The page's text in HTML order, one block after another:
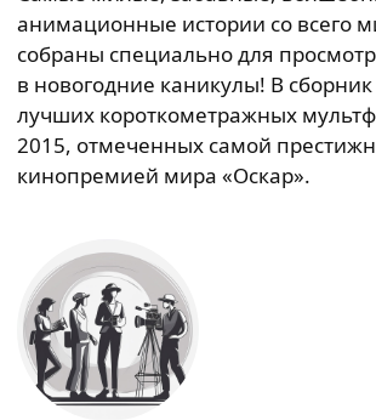
анимационные истории со всего
собраны специально для
в новогодние каникулы! В
лучших короткометражных
2015, отмеченных самой
кинопремией мира «Оскар».